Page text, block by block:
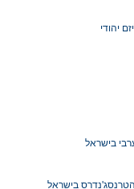
יהודי
בישראל
בישראל